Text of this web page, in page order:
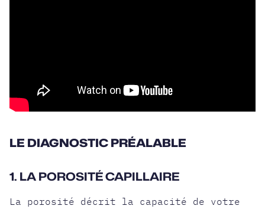
LE DIAGNOSTIC PRÉALABLE
1. LA POROSITÉ CAPILLAIRE
La porosité décrit la capacité de votre